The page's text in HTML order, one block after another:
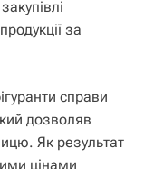
за
справи
дозволяв
Як результат
цінами